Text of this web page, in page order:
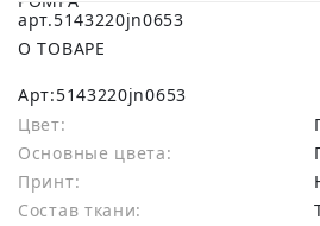
О ТОВАРЕ
Арт:5143220jn0653
Цвет:
Основные цвета:
Принт:
Состав ткани: